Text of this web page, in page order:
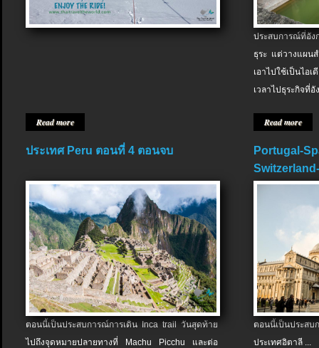
Read more
ประสบการณ์ที่อัง
ธุระ แต่วางแผน
เอาไปใช้เป็นไอ
เวลาไปธุระกิจที่อั
Read more
ประเทศ Peru ตอนที่ 4 ตอนจบ
ตอนนี้เป็นประสบการณ์การเดิน Inca trail วันสุดท้าย
ไปถึงจุดหมายปลายทางที่ Machu Picchu และต่อ
Portugal-
ตอนนี้เป็นประส
ประเทศอิตาลี ...